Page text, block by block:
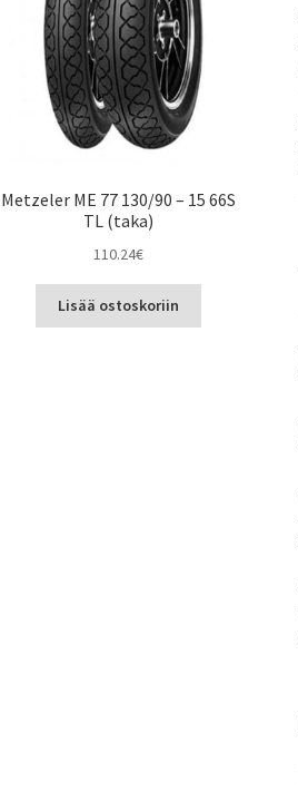
Metzeler ME 77 130/90 – 15 66S
TL (taka)
110.24€
Lisää ostoskoriin